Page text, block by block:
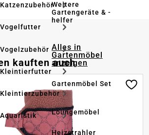
Katzenzubehör
Vogelfutter
Vogelzubehör
Kleintierfutter
Kleintierzubehör
Aquaristik
Weitere
Gartengeräte & -
helfer
Alles in
Gartenmöbel
anzeigen
Gartenmöbel Set
Loungemöbel
Heizstrahler
kauften auch